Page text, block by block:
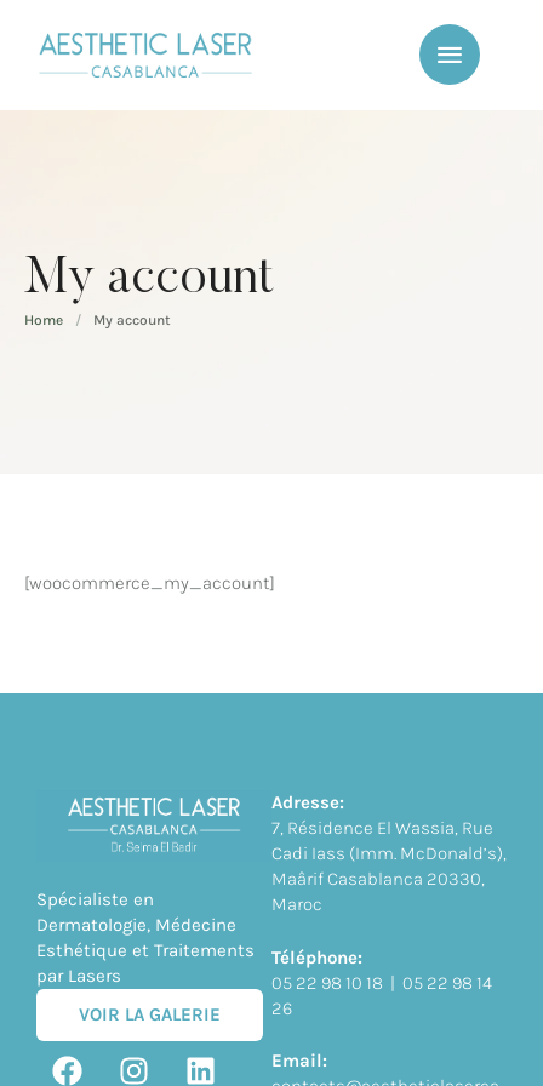
My account
Home / My account
[woocommerce_my_account]
Spécialiste en
Dermatologie, Médecine
Esthétique et Traitements
par Lasers
VOIR LA GALERIE
Adresse:
7, Résidence El Wassia, Rue
Cadi Iass (Imm. McDonald’s),
Maârif Casablanca 20330,
Maroc
Téléphone:
05 22 98 10 18 | 05 22 98 14
26
Email: